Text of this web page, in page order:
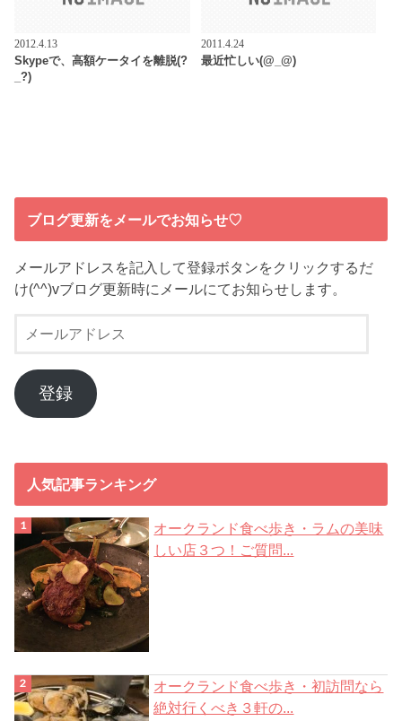
2012.4.13
Skypeで、高額ケータイを離脱(?
_?)
2011.4.24
最近忙しい(@_@)
ブログ更新をメールでお知らせ♡
メールアドレスを記入して登録ボタンをクリックするだ
け(^^)vブログ更新時にメールにてお知らせします。
ー
ア
ド
登録
人気記事ランキング
オークランド食べ歩き・ラムの美味
しい店３つ！ご質問...
オークランド食べ歩き・初訪問なら
絶対行くべき３軒の...